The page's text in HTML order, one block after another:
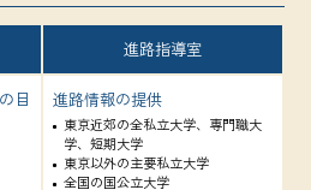
進路指導室
目
進路情報の提供
東京近郊の全私立大学、専門職大
学、短期大学
東京以外の主要私立大学
全国の国公立大学